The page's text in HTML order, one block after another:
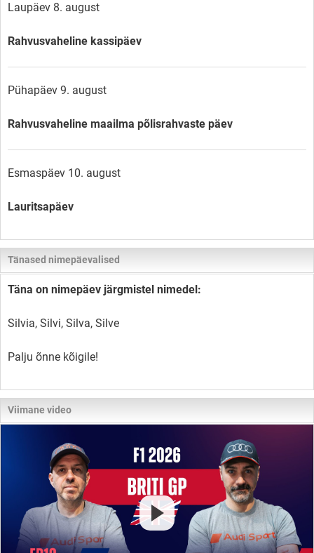
Laupäev 8. august
Rahvusvaheline kassipäev
Pühapäev 9. august
Rahvusvaheline maailma põlisrahvaste päev
Esmaspäev 10. august
Lauritsapäev
Tänased nimepäevalised
Täna on nimepäev järgmistel nimedel:
Silvia, Silvi, Silva, Silve
Palju õnne kõigile!
Viimane video